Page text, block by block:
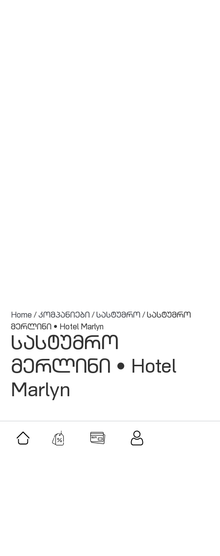
Home /კომპანიები /სასტუმრო / სასტუმრო
მერლინი • Hotel Marlyn
სასტუმრო
მერლინი • Hotel
Marlyn
მსგავსი შეთავაზებები